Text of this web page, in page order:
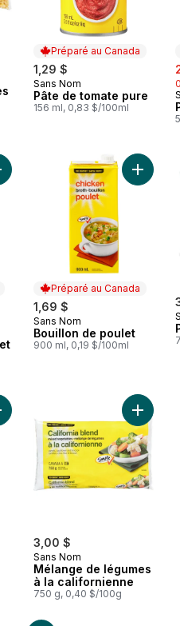
Préparé au Canada
1,29 $
Préparé au Canada
Sans Nom
Pâte de tomate pure
156 ml, 0,83 $/100ml
1 % M.G. au panier
Bagel nature, paquet de 6
Préparé au Canada
1,69 $
Préparé au Canada
Sans Nom
Bouillon de poulet
900 ml, 0,19 $/100ml
Ajouter
Fraises tranchées
3,00 $
Sans Nom
Mélange de légumes
à la californienne
750 g, 0,40 $/100g
Ajouter